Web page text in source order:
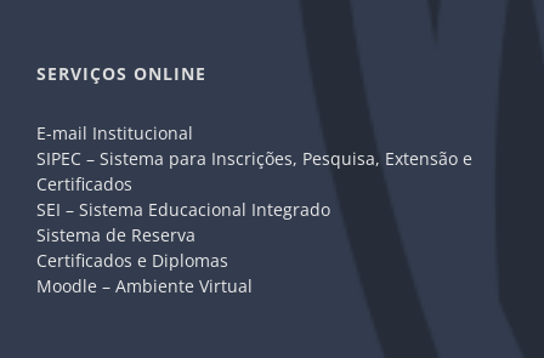
SERVIÇOS ONLINE
E-mail Institucional
SIPEC – Sistema para Inscrições, Pesquisa, Extensão e
Certificados
SEI – Sistema Educacional Integrado
Sistema de Reserva
Certificados e Diplomas
Moodle – Ambiente Virtual